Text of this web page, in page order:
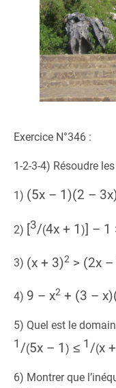
Exercice N°346 :
1-2-3-4) Résoudre
1) (5x – 1)(2 –
2) [3/(4x + 1 )] – 1
3) (x + 3)2 > (2x
4) 9 – x2 + (3 –
5) Quel est le
1 /(5x – 1 ) ≤ 1 /(x
6) Montrer que